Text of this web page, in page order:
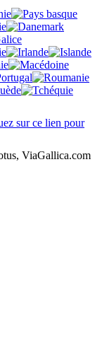
sur ce lien pour
ViaGallica.com